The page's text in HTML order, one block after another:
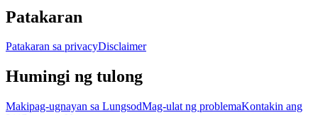
Patakaran
Patakaran sa privacyDisclaimer
Humingi ng tulong
Makipag-ugnayan sa LungsodMag-ulat ng problemaKontakin ang